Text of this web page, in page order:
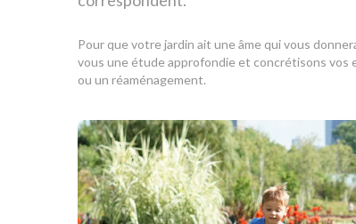
Pour que votre jardin ait une âme qui vous
vous une étude approfondie et concrétisons vos
ou un réaménagement.